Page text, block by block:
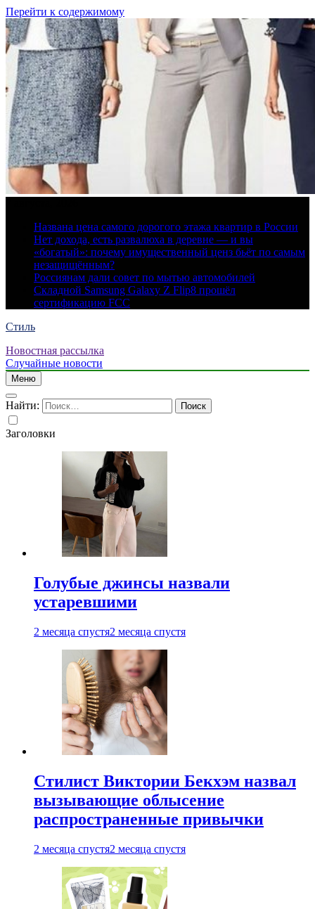
Перейти к содержимому
Названа цена самого дорогого этажа квартир в России
Нет дохода, есть развалюха в деревне — и вы
«богатый»: почему имущественный ценз бьёт по самым
незащищённым?
Россиянам дали совет по мытью автомобилей
Складной Samsung Galaxy Z Flip8 прошёл
сертификацию FCC
Стиль
Новостная рассылка
Случайные новости
Меню
Найти:
Заголовки
Голубые джинсы назвали
устаревшими
2 месяца спустя2 месяца спустя
Стилист Виктории Бекхэм назвал
вызывающие облысение
распространенные привычки
2 месяца спустя2 месяца спустя